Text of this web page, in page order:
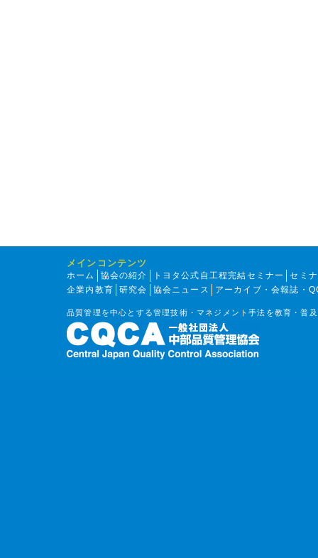
メインコンテンツ
ホーム 協会の紹介 トヨタ公式自工程完結セミナー
セミ
企業内教育
研究会 協会ニュース アーカイブ・会報誌・
品質管理を中心とする管理技術・マネジメント手法を教育・普